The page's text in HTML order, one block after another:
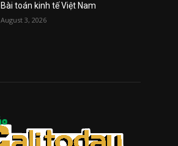
Bài toán kinh tế Việt Nam
August 3, 2026